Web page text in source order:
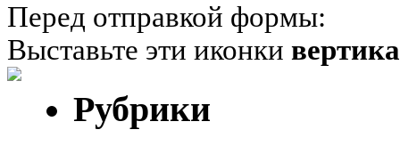
Перед отправкой формы:
Выставьте эти иконки
Рубрики